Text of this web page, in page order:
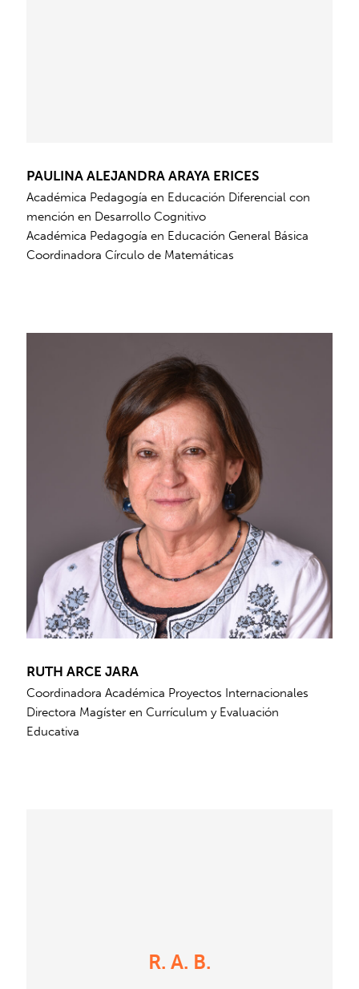
PAULINA ALEJANDRA ARAYA ERICES
Académica Pedagogía en Educación Diferencial con
mención en Desarrollo Cognitivo
Académica Pedagogía en Educación General Básica
Coordinadora Círculo de Matemáticas
RUTH ARCE JARA
Coordinadora Académica Proyectos Internacionales
Directora Magíster en Currículum y Evaluación
Educativa
R. A. B.